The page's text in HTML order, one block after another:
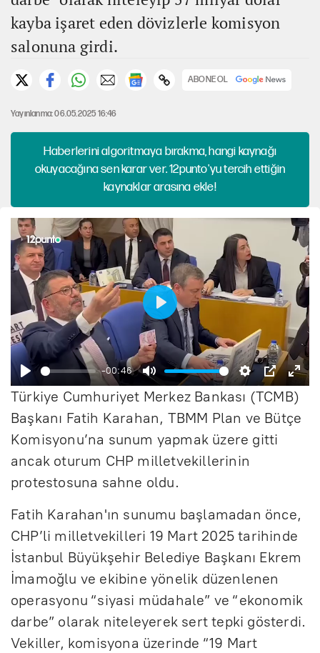
kayba işaret eden dövizlerle komisyon
salonuna girdi.
ABONE OL
Yayınlanma: 06.05.2025 16:46
Haberlerini algoritmaya bırakma, hangi kaynağı
okuyacağına sen karar ver. 12punto'yu tercih ettiğin
kaynaklar arasına ekle!
B
a
ş
l
a
t
-00:46
S
e
s
s
i
z
A
y
a
r
a
r
P
I
P
E
n
f
u
l
s
c
B
a
ş
l
a
t
Türkiye Cumhuriyet Merkez Bankası (TCMB)
Başkanı Fatih Karahan, TBMM Plan ve Bütçe
Komisyonu’na sunum yapmak üzere gitti
ancak oturum CHP milletvekillerinin
protestosuna sahne oldu.
Fatih Karahan'ın sunumu başlamadan önce,
CHP’li milletvekilleri 19 Mart 2025 tarihinde
İstanbul Büyükşehir Belediye Başkanı Ekrem
İmamoğlu ve ekibine yönelik düzenlenen
operasyonu “siyasi müdahale” ve “ekonomik
darbe” olarak niteleyerek sert tepki gösterdi.
Vekiller, komisyona üzerinde “19 Mart